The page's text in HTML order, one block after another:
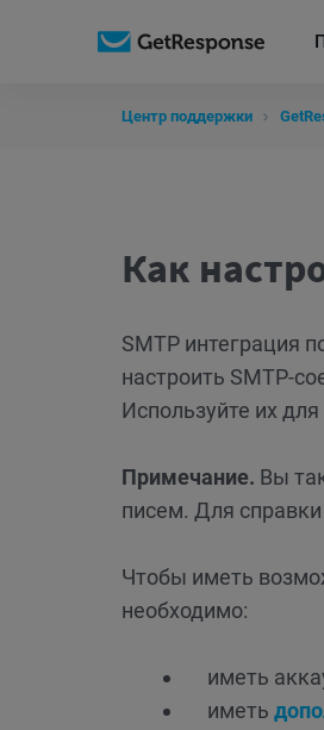
Центр поддержки
Как
SMTP интеграция
настроить SMTP-
Используйте их
Примечание. Вы
писем. Для
Чтобы иметь
необходимо:
иметь
иметь